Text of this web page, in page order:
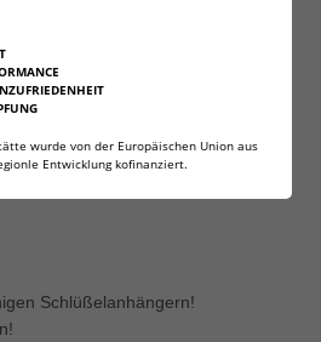
wurde von der Europäischen Union aus
Entwicklung kofinanziert.
5 mm
E-CR2450
+60°C
unter anderem Verwendung in:
Schlüßelanhängern!